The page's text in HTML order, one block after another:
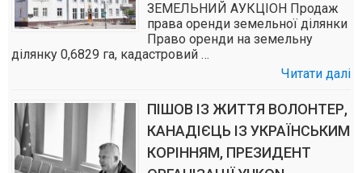
ЗЕМЕЛЬНИЙ АУКЦІОН Продаж
права оренди земельної ділянки
Право оренди на земельну
ділянку 0,6829 га, кадастровий …
Читати далі
ПІШОВ ІЗ ЖИТТЯ ВОЛОНТЕР,
КАНАДІЄЦЬ ІЗ УКРАЇНСЬКИМ
КОРІННЯМ, ПРЕЗИДЕНТ